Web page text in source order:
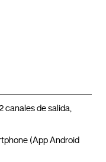
canales de salida,
(App Android